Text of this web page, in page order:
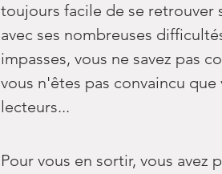
toujours facile de se retrouver
avec ses nombreuses
impasses, vous ne savez pas
vous n'êtes pas convaincu
lecteurs...
Pour vous en sortir, vous